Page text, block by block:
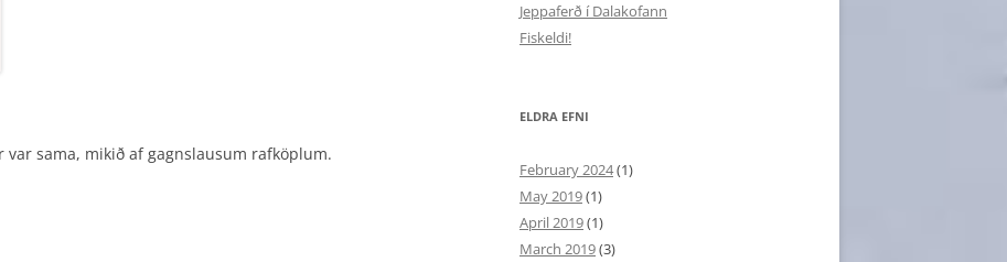
sama, mikið af gagnslausum rafköplum.
Jeppaferð í Dalakofann
Fiskeldi!
ELDRA EFNI
February 2024(1)
May 2019(1)
April 2019(1)
March 2019(3)